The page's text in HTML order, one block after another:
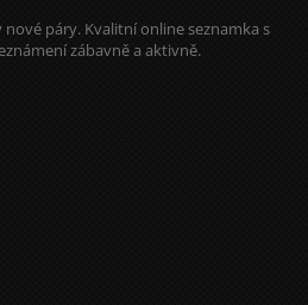
páry. Kvalitní online seznamka s
zábavně a aktivně.